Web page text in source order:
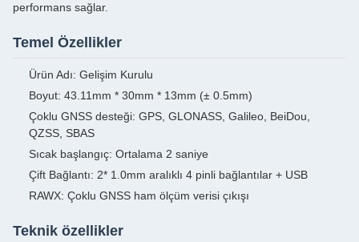
performans sağlar.
Temel Özellikler
Ürün Adı: Gelişim Kurulu
Boyut: 43.11mm * 30mm * 13mm (± 0.5mm)
Çoklu GNSS desteği: GPS, GLONASS, Galileo, BeiDou,
QZSS, SBAS
Sıcak başlangıç: Ortalama 2 saniye
Çift Bağlantı: 2* 1.0mm aralıklı 4 pinli bağlantılar + USB
RAWX: Çoklu GNSS ham ölçüm verisi çıkışı
Teknik özellikler